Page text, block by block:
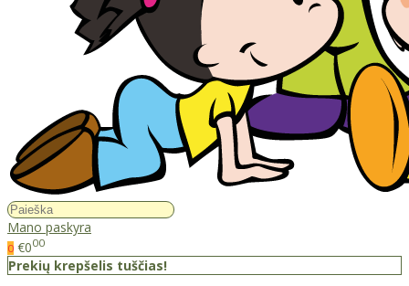
Mano paskyra
0 €000
Prekių krepšelis tuščias!